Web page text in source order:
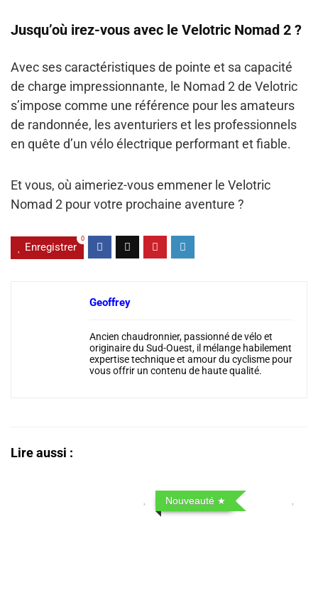
Jusqu’où irez-vous avec le Velotric Nomad 2 ?
Avec ses caractéristiques de pointe et sa capacité
de charge impressionnante, le Nomad 2 de Velotric
s’impose comme une référence pour les amateurs
de randonnée, les aventuriers et les professionnels
en quête d’un vélo électrique performant et fiable.
Et vous, où aimeriez-vous emmener le Velotric
Nomad 2 pour votre prochaine aventure ?
Enregistrer
0
Geoffrey
Ancien chaudronnier, passionné de vélo et
originaire du Sud-Ouest, il mélange habilement
expertise technique et amour du cyclisme pour
vous offrir un contenu de haute qualité.
Lire aussi :
Nouveauté